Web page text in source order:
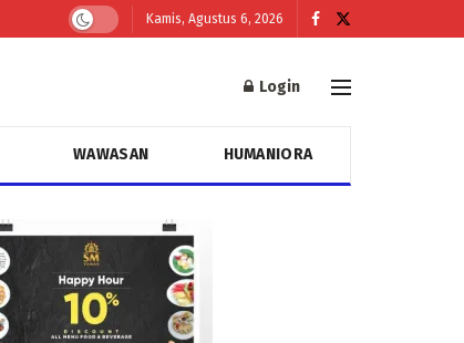
Kamis, Agustus 6, 2026
Login
WAWASAN HUMANIORA